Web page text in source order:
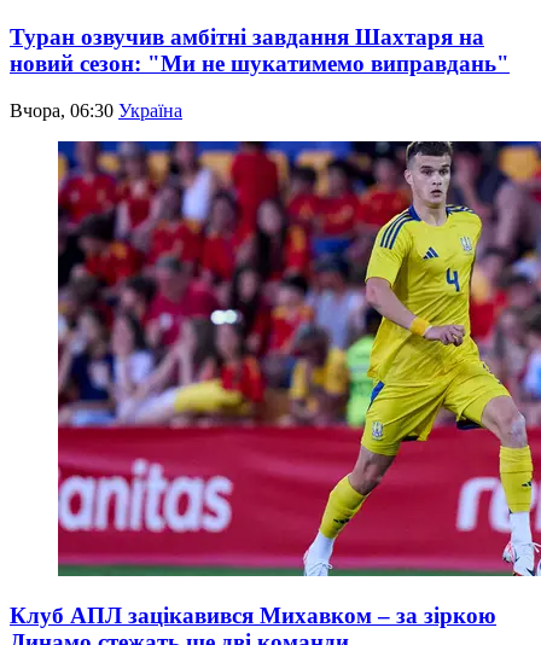
Туран озвучив амбітні завдання Шахтаря на
новий сезон: "Ми не шукатимемо виправдань"
Вчора, 06:30 Україна
Клуб АПЛ зацікавився Михавком – за зіркою